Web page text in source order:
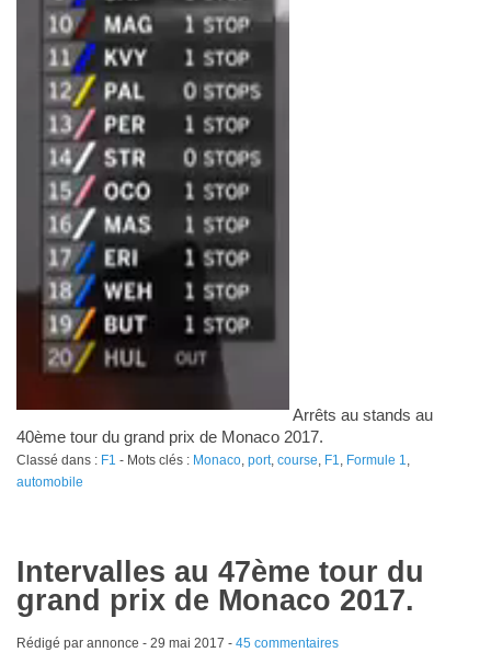
Arrêts au stands au
40ème tour du grand prix de Monaco 2017.
Classé dans : F1 - Mots clés : Monaco, port, course, F1, Formule 1,
automobile
Intervalles au 47ème tour du
grand prix de Monaco 2017.
Rédigé par annonce - 29 mai 2017 - 45 commentaires